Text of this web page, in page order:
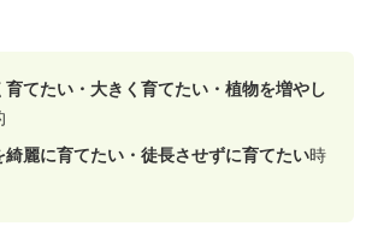
育てたい・大きく育てたい・植物を増やし
綺麗に育てたい・徒長させずに育てたい時